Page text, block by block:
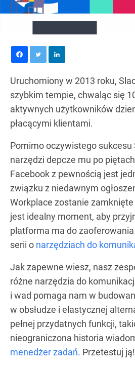
Uruchomiony w 2013 roku,
szybkim tempie, chwaląc się
aktywnych użytkowników
płacącymi klientami.
Pomimo oczywistego sukcesu
narzędzi depcze mu po
Facebook z pewnością jest
związku z niedawnym
Workplace zostanie
jest idealny moment, aby
platforma ma do
serii o narzędziach do
Jak zapewne wiesz, nasz
różne narzędzia do
i wad pomaga nam w
w obsłudze i elastycznej
pełnej przydatnych funkcji,
nieograniczona historia
menedżer zadań. Przetestuj ją!